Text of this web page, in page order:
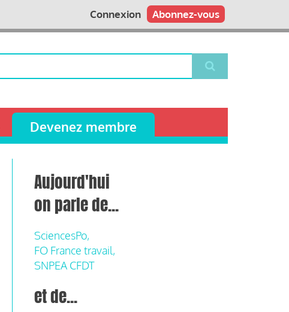
Abonnez-vous
Connexion
Devenez membre
Aujourd'hui
on parle de...
SciencesPo,
FO France travail,
SNPEA CFDT
et de...